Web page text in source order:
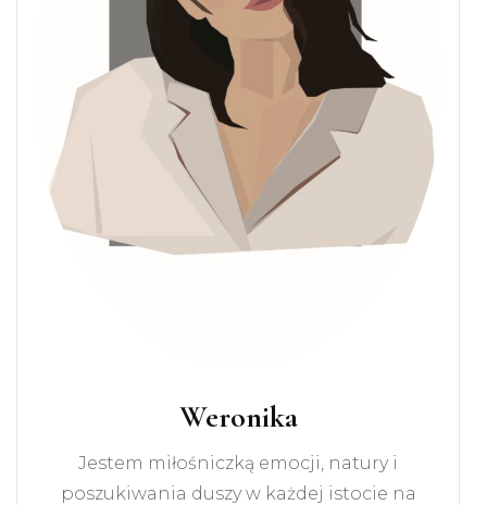
Weronika
Jestem miłośniczką emocji, natury i
poszukiwania duszy w każdej istocie na